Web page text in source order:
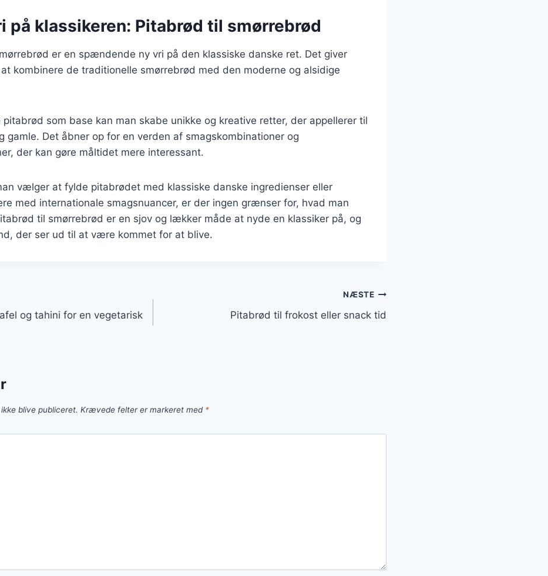
på klassikeren: Pitabrød til smørrebrød
er en spændende ny vri på den klassiske danske ret. Det giver
kombinere de traditionelle smørrebrød med den moderne og alsidige
som base kan man skabe unikke og kreative retter, der appellerer til
gamle. Det åbner op for en verden af smagskombinationer og
der kan gøre måltidet mere interessant.
vælger at fylde pitabrødet med klassiske danske ingredienser eller
med internationale smagsnuancer, er der ingen grænser for, hvad man
til smørrebrød er en sjov og lækker måde at nyde en klassiker på, og
der ser ud til at være kommet for at blive.
og tahini for en vegetarisk
NÆSTE
Pitabrød til frokost eller snack tid
blive publiceret. Krævede felter er markeret med *